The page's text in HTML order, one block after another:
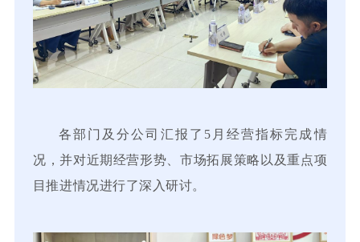
各部门及分公司汇报了5月经营指标完成情
况，并对近期经营形势、市场拓展策略以及重点项
目推进情况进行了深入研讨。